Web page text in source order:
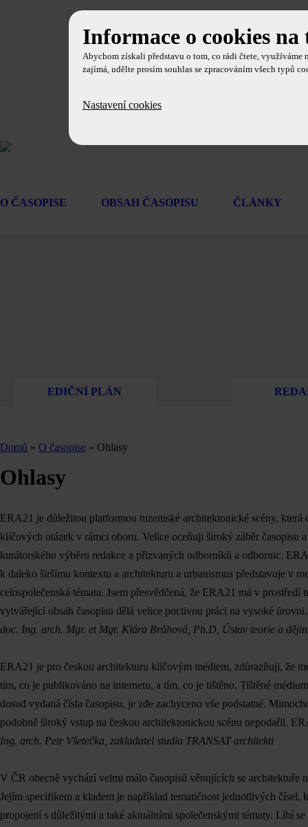
O ČASOPISE OBSAH ČASOPISU ČLÁNKY
EDIČNÍ PLÁN
Domů » O časopise » Ohlasy
Ohlasy
ERA21 je důležitou platformou tuzemské architektonické scény,
klíčových otázek v rámci oboru. Velice oceňuji široký záběr časopisu
kurátorského výběru redakce a přizvaných odborníků a odbornic.
k daleko širšímu kontextu a architekturu a urbanismus představuje v
celospolečenská témata. Jsem přesvědčená, že ERA21 má v
vytvářející obsah časopisu dělá velice poctivou práci na vysoké úrovni.
doc. Ing. arch. Mgr. et Mgr. Klára Brůhová, Ph.D, Ústav teorie a
ERA21 je pro českou architekturu klíčovým médiem, zdůrazňuji, že
tím, co je publikováno na internetu, a tím, co je tištěno. Tištěné
dosud vydaná čísla časopisu, je zde zachyceno vše podstatné.
podobně široký vstup na českou architektonickou scénu nepodařil.
Ing. arch. Petr Všetečka, zakladatel studia TRANSAT architekti
V ČR obecně vychází velmi málo časopisů věnujících se
Jejím specifikem a kladem je například tematičnost jednotlivých čísel,
propojení s důležitými a také aktuálními společenskými tématy. Líbí
Informace o cookies na
Abychom získali představu o tom, co rádi čtete, využíváme
zajímá, udělte prosím souhlas se zpracováním všech typů
Nastavení cookies